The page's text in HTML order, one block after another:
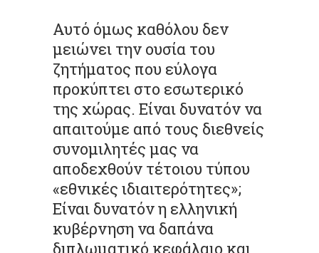
Αυτό όμως καθόλου δεν
μειώνει την ουσία του
ζητήματος που εύλογα
προκύπτει στο εσωτερικό
της χώρας. Είναι δυνατόν να
απαιτούμε από τους διεθνείς
συνομιλητές μας να
αποδεχθούν τέτοιου τύπου
«εθνικές ιδιαιτερότητες»;
Είναι δυνατόν η ελληνική
κυβέρνηση να δαπάνα
διπλωματικό κεφάλαιο και